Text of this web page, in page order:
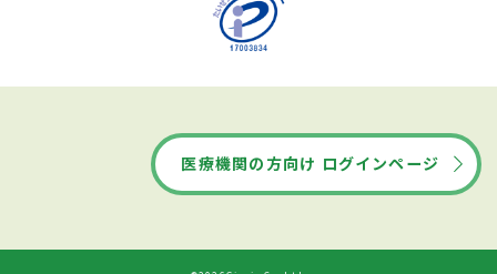
医療機関の方向け ログインページ